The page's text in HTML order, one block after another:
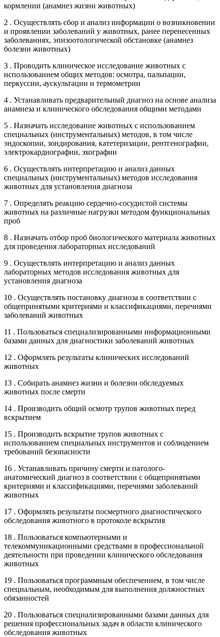
кормлении (анамнез жизни животных)
2 . Осуществлять сбор и анализ информации о возникновении
и проявлении заболеваний у животных, ранее перенесенных
заболеваниях, эпизоотологической обстановке (анамнез
болезни животных)
3 . Проводить клиническое исследование животных с
использованием общих методов: осмотра, пальпации,
перкуссии, аускультации и термометрии
4 . Устанавливать предварительный диагноз на основе анализа
анамнеза и клинического обследования общими методами
5 . Назначать исследование животных с использованием
специальных (инструментальных) методов, в том числе
эндоскопии, зондирования, катетеризации, рентгенографии,
электрокардиографии, эхографии
6 . Осуществлять интерпретацию и анализ данных
специальных (инструментальных) методов исследования
животных для установления диагноза
7 . Определять реакцию сердечно-сосудистой системы
животных на различные нагрузки методом функциональных
проб
8 . Назначать отбор проб биологического материала животных
для проведения лабораторных исследований
9 . Осуществлять интерпретацию и анализ данных
лабораторных методов исследования животных для
установления диагноза
10 . Осуществлять постановку диагноза в соответствии с
общепринятыми критериями и классификациями, перечнями
заболеваний животных
11 . Пользоваться специализированными информационными
базами данных для диагностики заболеваний животных
12 . Оформлять результаты клинических исследований
животных
13 . Собирать анамнез жизни и болезни обследуемых
животных после смерти
14 . Производить общий осмотр трупов животных перед
вскрытием
15 . Производить вскрытие трупов животных с
использованием специальных инструментов и соблюдением
требований безопасности
16 . Устанавливать причину смерти и патолого-
анатомический диагноз в соответствии с общепринятыми
критериями и классификациями, перечнями заболеваний
животных
17 . Оформлять результаты посмертного диагностического
обследования животного в протоколе вскрытия
18 . Пользоваться компьютерными и
телекоммуникационными средствами в профессиональной
деятельности при проведении клинического обследования
животных
19 . Пользоваться программным обеспечением, в том числе
специальным, необходимым для выполнения должностных
обязанностей
20 . Пользоваться специализированными базами данных для
решения профессиональных задач в области клинического
обследования животных